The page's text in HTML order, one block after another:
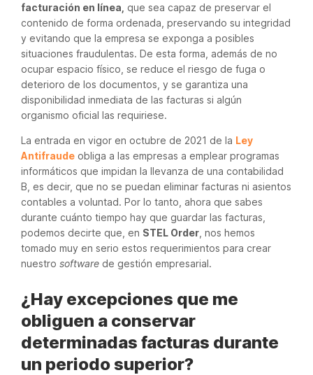
facturación en línea, que sea capaz de preservar el
contenido de forma ordenada, preservando su integridad
y evitando que la empresa se exponga a posibles
situaciones fraudulentas. De esta forma, además de no
ocupar espacio físico, se reduce el riesgo de fuga o
deterioro de los documentos, y se garantiza una
disponibilidad inmediata de las facturas si algún
organismo oficial las requiriese.
La entrada en vigor en octubre de 2021 de la Ley
Antifraude obliga a las empresas a emplear programas
informáticos que impidan la llevanza de una contabilidad
B, es decir, que no se puedan eliminar facturas ni asientos
contables a voluntad. Por lo tanto, ahora que sabes
durante cuánto tiempo hay que guardar las facturas,
podemos decirte que, en STEL Order , nos hemos
tomado muy en serio estos requerimientos para crear
nuestro software de gestión empresarial.
¿Hay excepciones que me
obliguen a conservar
determinadas facturas durante
un periodo superior?